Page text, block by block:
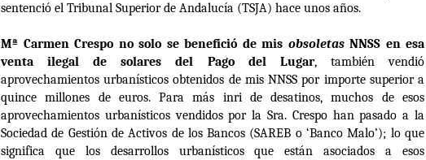
sentenció el Tribunal Superior de Andalucía (TSJA) hace unos años.
Mª Carmen Crespo no solo se benefició de mis obsoletasNNSS en esa
venta ilegal de solares del Pago del Lugar, también vendió
aprovechamientos urbanísticos obtenidos de mis NNSS por importe superior a
quince millones de euros. Para más inri de desatinos, muchos de esos
aprovechamientos urbanísticos vendidos por la Sra. Crespo han pasado a la
Sociedad de Gestión de Activos de los Bancos (SAREB o ‘Banco Malo’); lo que
significa que los desarrollos urbanísticos que están asociados a esos